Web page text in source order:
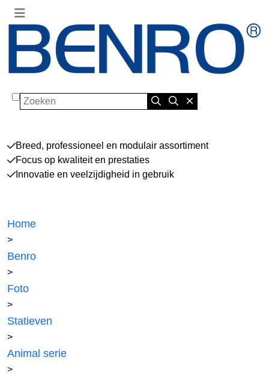
Zoeken
Breed, professioneel en modulair assortiment
Focus op kwaliteit en prestaties
Innovatie en veelzijdigheid in gebruik
Home
>
Benro
>
Foto
>
Statieven
>
Animal serie
>